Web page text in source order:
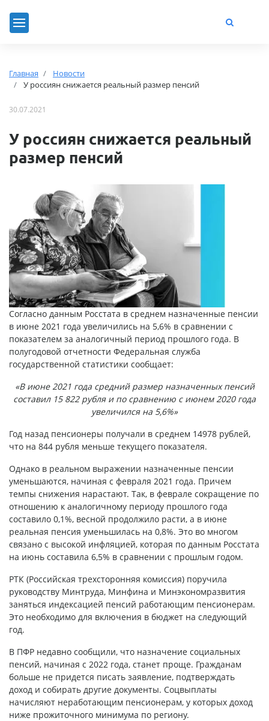
Главная
Новости
У россиян снижается реальный размер пенсий
30.07.2021
У россиян снижается реальный
размер пенсий
Согласно данным Росстата в среднем назначенные пенсии
в июне 2021 года увеличились на 5,6% в сравнении с
показателем за аналогичный период прошлого года. В
полугодовой отчетности Федеральная служба
государственной статистики сообщает:
«В июне 2021 года средний размер назначенных пенсий
составил 15 822 рубля и по сравнению с июнем 2020 года
увеличился на 5,6%»
Год назад пенсионеры получали в среднем 14978 рублей,
что на 844 рубля меньше текущего показателя.
Однако в реальном выражении назначенные пенсии
уменьшаются, начиная с февраля 2021 года. Причем
темпы снижения нарастают. Так, в феврале сокращение по
отношению к аналогичному периоду прошлого года
составило 0,1%, весной продолжило расти, а в июне
реальная пенсия уменьшилась на 0,8%. Это во многом
связано с высокой инфляцией, которая по данным Росстата
на июнь составила 6,5% в сравнении с прошлым годом.
РТК (Российская трехсторонняя комиссия) поручила
руководству Минтруда, Минфина и Минэкономразвития
заняться индексацией пенсий работающим пенсионерам.
Это необходимо для включения в бюджет на следующий
год.
В ПФР недавно сообщили, что назначение социальных
пенсий, начиная с 2022 года, станет проще. Гражданам
больше не придется писать заявление, подтверждать
доход и собирать другие документы. Соцвыплаты
начисляют неработающим пенсионерам, у которых доход
ниже прожиточного минимума по региону.